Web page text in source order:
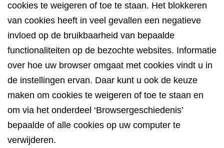
cookies te weigeren of toe te staan. Het blokkeren
van cookies heeft in veel gevallen een negatieve
invloed op de bruikbaarheid van bepaalde
functionaliteiten op de bezochte websites. Informatie
over hoe uw browser omgaat met cookies vindt u in
de instellingen ervan. Daar kunt u ook de keuze
maken om cookies te weigeren of toe te staan en
om via het onderdeel ‘Browsergeschiedenis’
bepaalde of alle cookies op uw computer te
verwijderen.